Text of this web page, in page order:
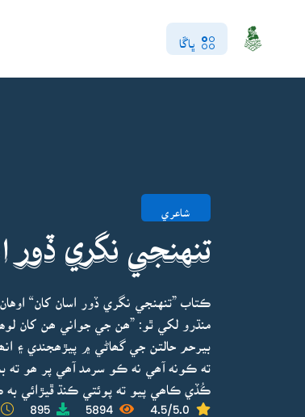
ڀاڱا
شاعري
تنهنجي نگري ڏور
ڪتاب ”تنهنجي نگري ڏور اسان کان“
منڌرو لکي ٿو: ”ھن جي جواني ھن کان
بيرحم حالتن جي گھاڻي ۾ پيڙھجندي ۽
ته ڪونه آھي نه ڪو سرمد آھي پر ھو
ڪُڏي ڪاھي پيو ته پوئتي ڪنڌ ڦيڙائي به
4.5/5.0
5894
895